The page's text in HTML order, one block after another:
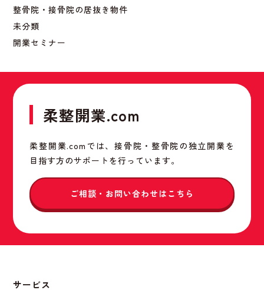
整骨院・接骨院の居抜き物件
未分類
開業セミナー
柔整開業.com
柔整開業.comでは、接骨院・整骨院の独立開業を
目指す方のサポートを行っています。
ご相談・お問い合わせはこちら
サービス